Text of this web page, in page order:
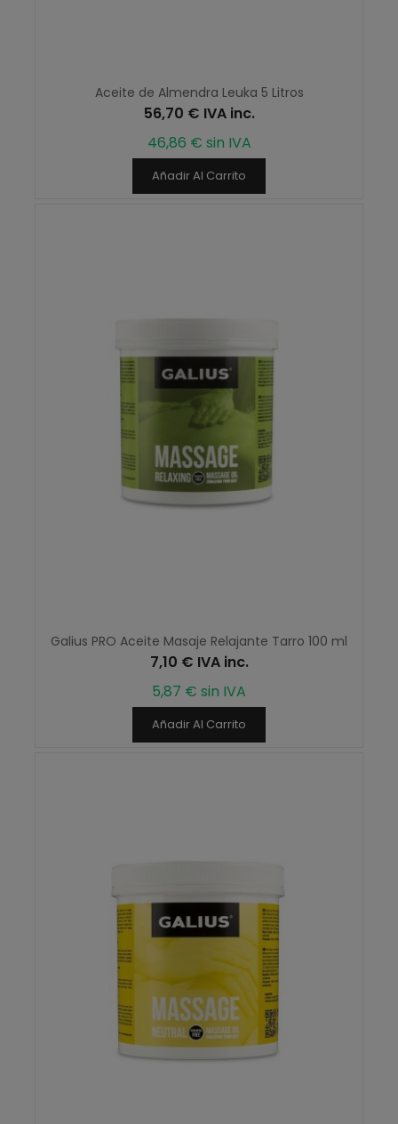
Aceite de Almendra Leuka 5 Litros
56,70 € IVA inc.
46,86 € sin IVA
Añadir Al Carrito
Galius PRO Aceite Masaje Relajante Tarro 100 ml
7,10 € IVA inc.
5,87 € sin IVA
Añadir Al Carrito